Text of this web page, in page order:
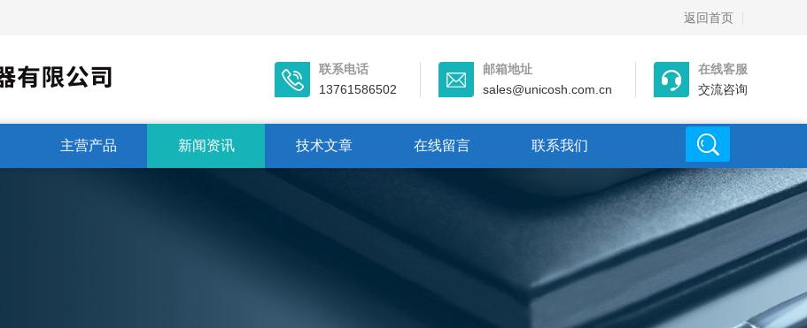
返回首页
联系电话
13761586502
邮箱地址
sales@unicosh.com.cn
在线客服
交流咨询
主营产品 新闻资讯 技术文章 在线留言 联系我们